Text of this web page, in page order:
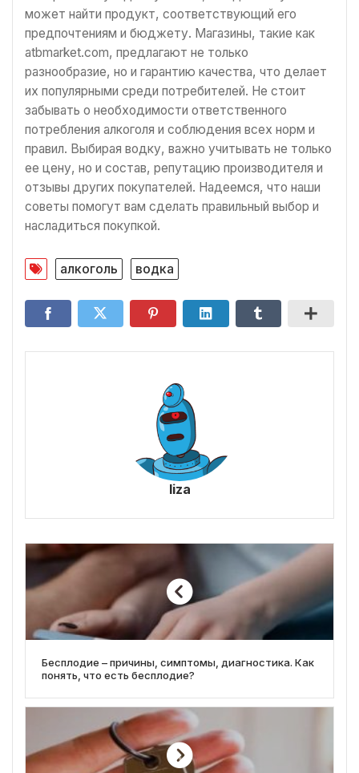
может найти продукт, соответствующий его
предпочтениям и бюджету. Магазины, такие как
atbmarket.com, предлагают не только
разнообразие, но и гарантию качества, что делает
их популярными среди потребителей. Не стоит
забывать о необходимости ответственного
потребления алкоголя и соблюдения всех норм и
правил. Выбирая водку, важно учитывать не только
ее цену, но и состав, репутацию производителя и
отзывы других покупателей. Надеемся, что наши
советы помогут вам сделать правильный выбор и
насладиться покупкой.
алкоголь водка
liza
Бесплодие – причины, симптомы, диагностика. Как
понять, что есть бесплодие?